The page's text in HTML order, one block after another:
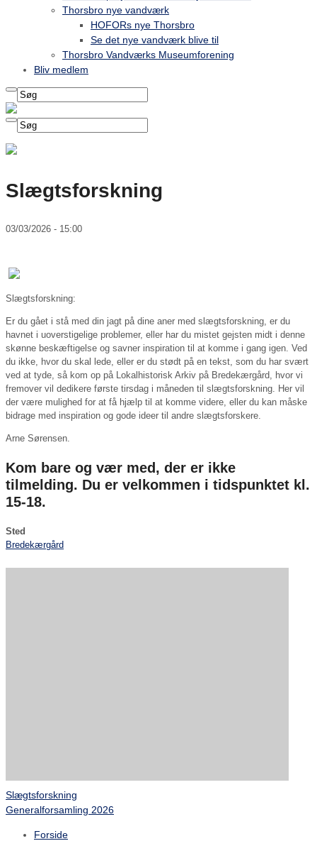
Thorsbro nye vandværk
HOFORs nye Thorsbro
Se det nye vandværk blive til
Thorsbro Vandværks Museumforening
Bliv medlem
Slægtsforskning
03/03/2026 - 15:00
Slægtsforskning:
Er du gået i stå med din jagt på dine aner med slægtsforskning, er du
havnet i uoverstigelige problemer, eller har du mistet gejsten midt i denne
skønne beskæftigelse og savner inspiration til at komme i gang igen. Ved
du ikke, hvor du skal lede, eller er du stødt på en tekst, som du har svært
ved at tyde, så kom op på Lokalhistorisk Arkiv på Bredekærgård, hvor vi
fremover vil dedikere første tirsdag i måneden til slægtsforskning. Her vil
der være mulighed for at få hjælp til at komme videre, eller du kan måske
bidrage med inspiration og gode ideer til andre slægtsforskere.
Arne Sørensen.
Kom bare og vær med, der er ikke
tilmelding. Du er velkommen i tidspunktet kl.
15-18.
Sted
Bredekærgård
Slægtsforskning
Generalforsamling 2026
Forside